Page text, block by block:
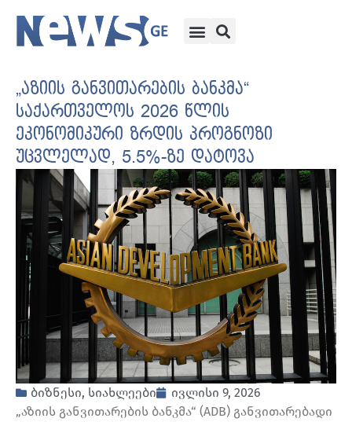
„აზიის განვითარების ბანკმა“
საქართველოს 2026 წლის
ეკონომიკური ზრდის პროგნოზი
უცვლელად, 5.5%-ზე დატოვა
ბიზნესი, სიახლეები
ივლისი 9, 2026
„აზიის განვითარების ბანკმა“ (ADB) განვითარებადი